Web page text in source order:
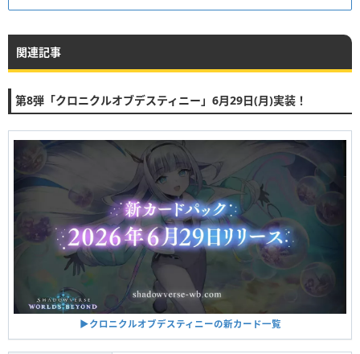
関連記事
第8弾「クロニクルオブデスティニー」6月29日(月)実装！
▶︎クロニクルオブデスティニーの新カード一覧